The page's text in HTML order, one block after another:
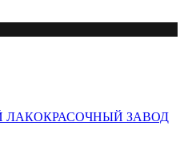
ЛАКОКРАСОЧНЫЙ ЗАВОД